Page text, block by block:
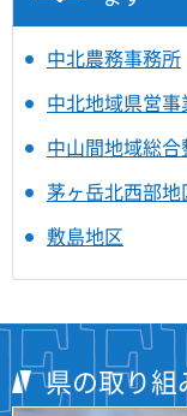
中北農務事務所
中北地域県営
中山間地域総
茅ヶ岳北西部地
敷島地区
県の取り組